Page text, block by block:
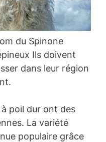
du Spinone
Ils doivent
dans leur région
à poil dur ont des
La variété
populaire grâce